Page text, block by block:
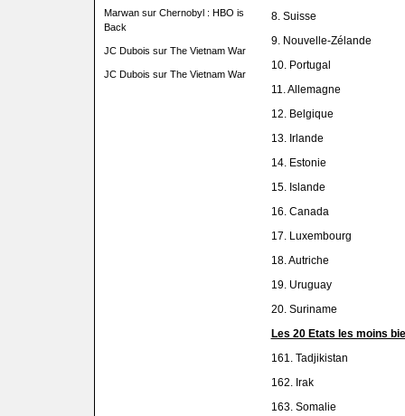
Marwansur Chernobyl : HBO is
Back
JC Dubois sur The Vietnam War
JC Dubois sur The Vietnam War
8. Suisse
9. Nouvelle-Zélande
10. Portugal
11. Allemagne
12. Belgique
13. Irlande
14. Estonie
15. Islande
16. Canada
17. Luxembourg
18. Autriche
19. Uruguay
20. Suriname
Les 20 Etats les moins
161. Tadjikistan
162. Irak
163. Somalie